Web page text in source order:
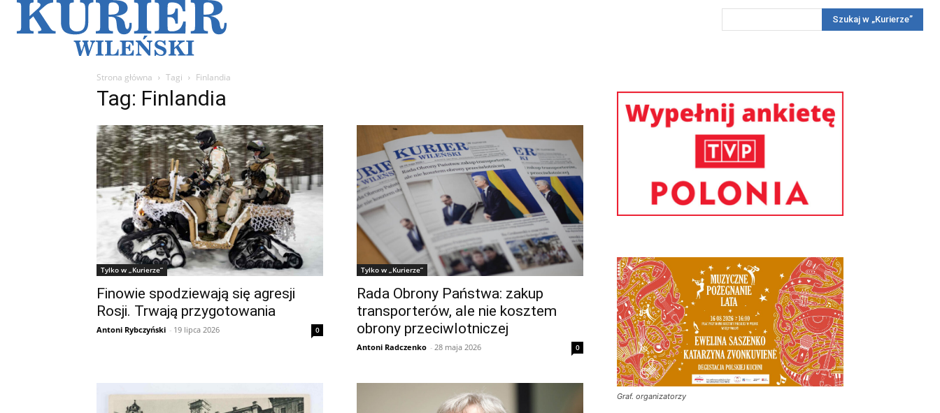
Reportaż KonkursyWięcej
Szukaj w „Kurierze”
Strona główna Tagi Finlandia
Tag: Finlandia
Tylko w „Kurierze”
Finowie spodziewają się agresji
Rosji. Trwają przygotowania
Antoni Rybczyński - 19 lipca 2026 0
Tylko w „Kurierze”
Rada Obrony Państwa: zakup
transporterów, ale nie kosztem
obrony przeciwlotniczej
Antoni Radczenko - 28 maja 2026 0
Graf. organizatorzy